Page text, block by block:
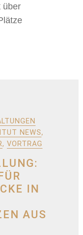
über
NEWS,
, VORTRAG
IN
AUS